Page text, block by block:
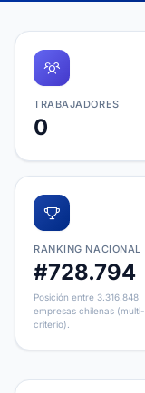
TRABAJADORES
0
RANKING NACIONAL
#728.794
Posición entre 3.316.848
empresas chilenas (multi-
criterio).